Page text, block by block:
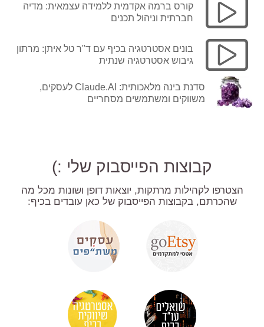
קורס ברמה אקדמית ללמידה עצמאית: מדיה
חברתית וניהול תכנים
בונים אסטרטגיה בכיף עם ד"ר טל איתן: מרתון
גיבוש אסטרטגיה שנתית
סדנת בינה מלאכותית: Claude.AI לעסקים,
משווקים ומשתמשים מסחריים
קבוצות הפייסבוק שלי :)
הצטרפו לקהילות מרתקות, יוצאות דופן ושונות מכל מה
שהכרתם, בקבוצות הפייסבוק של כאן עובדים בכיף: